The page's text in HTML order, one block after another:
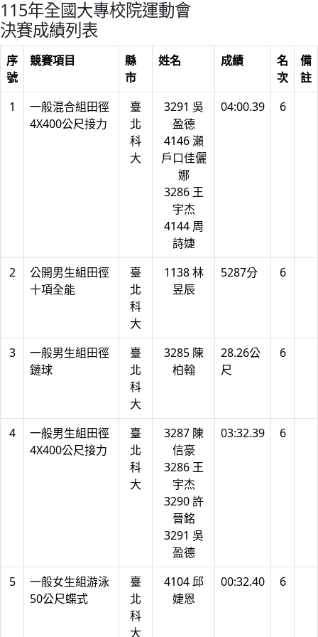
115年全國大專校院運動會
決賽成績列表
序
號
競賽項目
縣
市
姓名 成績
名
次
備
註
1
一般混合組田徑
4X400公尺接力
臺
北
科
大
3291 吳
盈德
4146 瀨
戶口佳儷
娜
3286 王
宇杰
4144 周
詩婕
04:00.39 6
2
公開男生組田徑
十項全能
臺
北
科
大
1138 林
昱辰
5287分 6
3
一般男生組田徑
鏈球
臺
北
科
大
3285 陳
柏翰
28.26公
尺
6
4
一般男生組田徑
4X400公尺接力
臺
北
科
大
3287 陳
信豪
3286 王
宇杰
3290 許
晉銘
3291 吳
盈德
03:32.39 6
5
一般女生組游泳
50公尺蝶式
臺
北
科
大
4104 邱
婕恩
00:32.40 6